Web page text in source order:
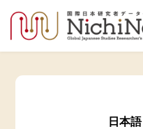
日本語